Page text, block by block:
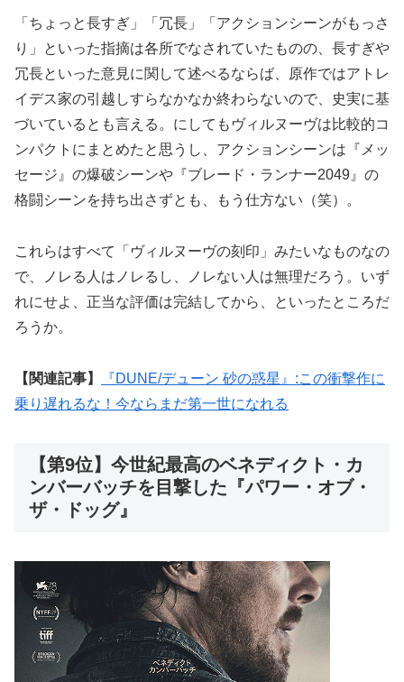
「ちょっと長すぎ」「冗長」「アクションシーンがもっさ
り」といった指摘は各所でなされていたものの、長すぎや
冗長といった意見に関して述べるならば、原作ではアトレ
イデス家の引越しすらなかなか終わらないので、史実に基
づいているとも言える。にしてもヴィルヌーヴは比較的コ
ンパクトにまとめたと思うし、アクションシーンは『メッ
セージ』の爆破シーンや『ブレード・ランナー2049』の
格闘シーンを持ち出さずとも、もう仕方ない（笑）。
これらはすべて「ヴィルヌーヴの刻印」みたいなものなの
で、ノレる人はノレるし、ノレない人は無理だろう。いず
れにせよ、正当な評価は完結してから、といったところだ
ろうか。
【関連記事】
『DUNE/デューン 砂の惑星』:この衝撃作に
乗り遅れるな！今ならまだ第一世になれる
【第9位】今世紀最高のベネディクト・カ
ンバーバッチを目撃した『パワー・オブ・
ザ・ドッグ』